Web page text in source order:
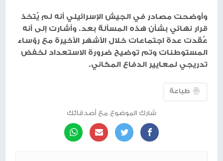
وأوضحت مصادر في الجيش الإسرائيلي أنه لم يُتخذ
قرار نهائي بشأن هذه المسألة بعد. وأشارت إلى أنه
عُقدت عدة اجتماعات خلال الأشهر الأخيرة مع رؤساء
المستوطنات وتم توضيح ضرورة الاستعداد لخفض
تدريجي لمعايير الدفاع المكاني.
طباعة
شارك الموضوع مع أصدقائك